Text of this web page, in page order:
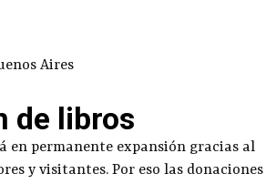
Aires
de libros
en permanente expansión gracias al
y visitantes. Por eso las donaciones